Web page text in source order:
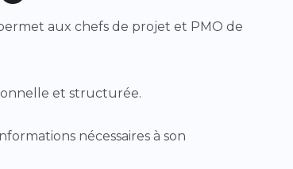
aux chefs de projet et PMO de
et structurée.
nécessaires à son